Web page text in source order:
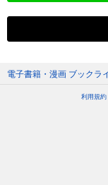
電子書籍・漫画 ブックラ
利用規約